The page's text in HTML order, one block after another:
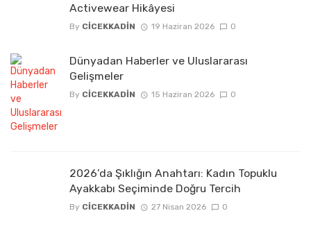
Activewear Hikâyesi
By CICEKKADIN 19 Haziran 2026 0
Dünyadan Haberler ve Uluslararası
Gelişmeler
By CICEKKADIN 15 Haziran 2026 0
2026’da Şıklığın Anahtarı: Kadın Topuklu
Ayakkabı Seçiminde Doğru Tercih
By CICEKKADIN 27 Nisan 2026 0